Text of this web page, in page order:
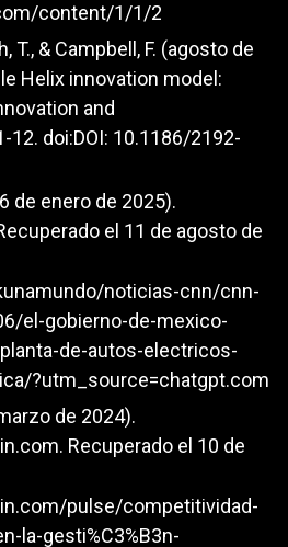
content/1/1/2
T., & Campbell, F. (agosto de
Helix innovation model:
and
12. doi:DOI: 10.1186/2192-
de enero de 2025).
el 11 de agosto de
noticias-cnn/cnn-
el-gobierno-de-mexico-
de-autos-electricos-
?utm_source=chatgpt.com
de 2024).
. Recuperado el 10 de
pulse/competitividad-
la-gesti%C3%B3n-